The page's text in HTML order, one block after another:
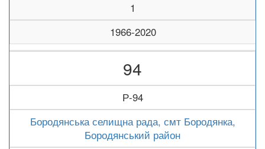
1
1966-2020
94
Р-94
Бородянська селищна рада, смт Бородянка,
Бородянський район